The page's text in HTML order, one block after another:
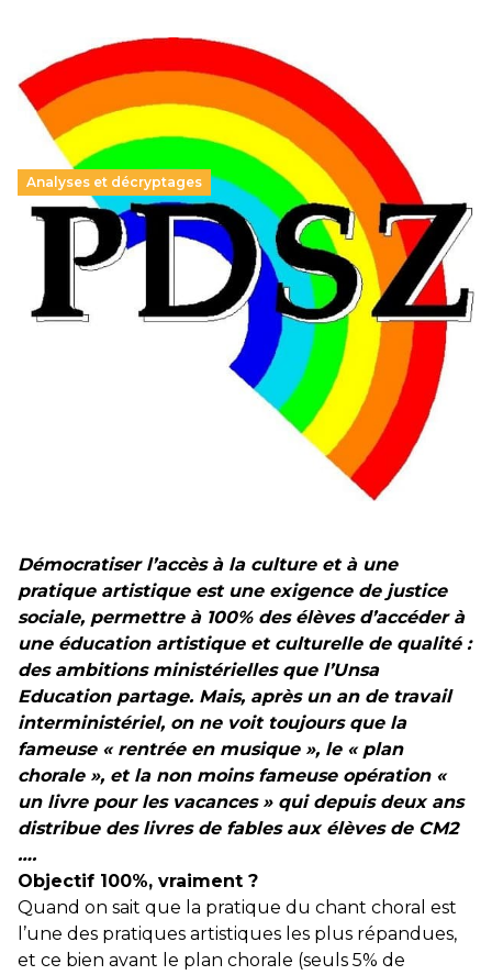
Analyses et décryptages
Hongrie : du changement pour les politiques
éducatives, aussi !
25 juin 2026
En Hongrie, le conservateur Peter Magyar et son parti
Tisza "Respect et liberté" ont remporté une large victoire,
contre le premier ministre sortant, Viktor Orban,…
Démocratiser l’accès à la culture et à une
pratique artistique est une exigence de justice
sociale, permettre à 100% des élèves d’accéder à
une éducation artistique et culturelle de qualité :
des ambitions ministérielles que l’Unsa
Education partage. Mais, après un an de travail
interministériel, on ne voit toujours que la
fameuse « rentrée en musique », le « plan
chorale », et la non moins fameuse opération «
un livre pour les vacances » qui depuis deux ans
distribue des livres de fables aux élèves de CM2
….
Objectif 100%, vraiment ?
Quand on sait que la pratique du chant choral est
l’une des pratiques artistiques les plus répandues,
et ce bien avant le plan chorale (seuls 5% de